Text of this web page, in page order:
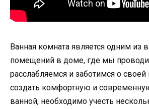
Ванная комната является одним из
помещений в доме, где мы
расслабляемся и заботимся о
создать комфортную и
ванной, необходимо учесть